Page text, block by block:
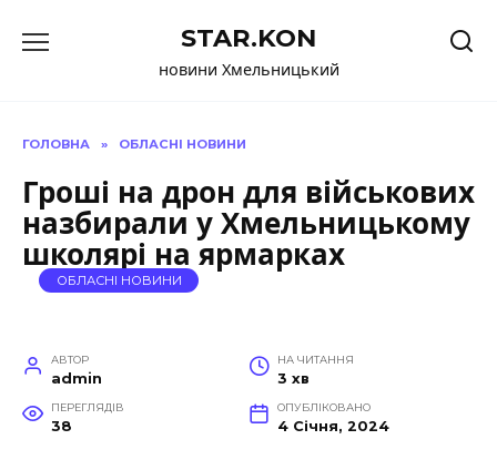
до
STAR.KON
новини Хмельницький
ГОЛОВНА » ОБЛАСНІ НОВИНИ
Гроші на дрон для військових
назбирали у Хмельницькому
школярі на ярмарках
ОБЛАСНІ НОВИНИ
АВТОР
admin
НА ЧИТАННЯ
3 хв
ПЕРЕГЛЯДІВ
38
ОПУБЛІКОВАНО
4 Січня, 2024